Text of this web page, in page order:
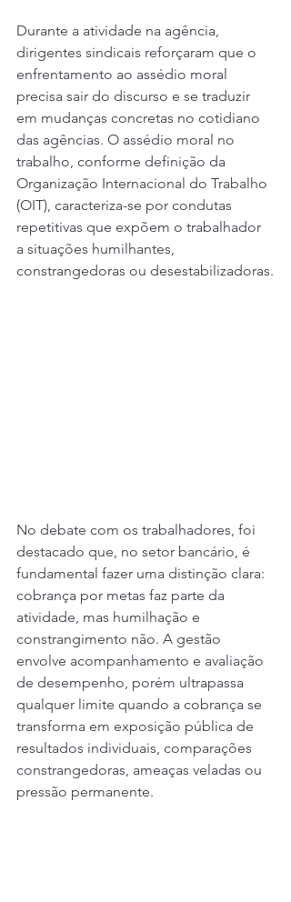
Durante a atividade na agência,
dirigentes sindicais reforçaram que o
enfrentamento ao assédio moral
precisa sair do discurso e se traduzir
em mudanças concretas no cotidiano
das agências. O assédio moral no
trabalho, conforme definição da
Organização Internacional do Trabalho
(OIT), caracteriza-se por condutas
repetitivas que expõem o trabalhador
a situações humilhantes,
constrangedoras ou desestabilizadoras.
No debate com os trabalhadores, foi
destacado que, no setor bancário, é
fundamental fazer uma distinção clara:
cobrança por metas faz parte da
atividade, mas humilhação e
constrangimento não. A gestão
envolve acompanhamento e avaliação
de desempenho, porém ultrapassa
qualquer limite quando a cobrança se
transforma em exposição pública de
resultados individuais, comparações
constrangedoras, ameaças veladas ou
pressão permanente.